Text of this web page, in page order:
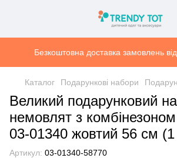
Безкоштовна доставка замовлень
Каталог Подарункові набори
Великий подарунковий
немовлят з
03-01340 жовтий 56 см
Артикул: 03-01340-58770